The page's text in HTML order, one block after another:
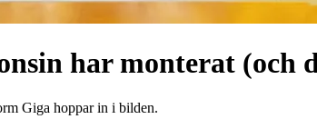
har monterat (och
Giga hoppar in i bilden.